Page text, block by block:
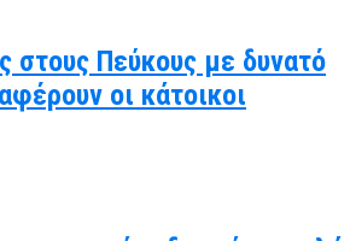
στους Πεύκους με δυνατό
οι κάτοικοι